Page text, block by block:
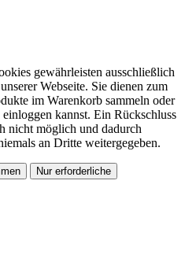
gewährleisten ausschließlich
Webseite. Sie dienen zum
im Warenkorb sammeln oder
kannst. Ein Rückschluss
nicht möglich und dadurch
an Dritte weitergegeben.
Nur erforderliche